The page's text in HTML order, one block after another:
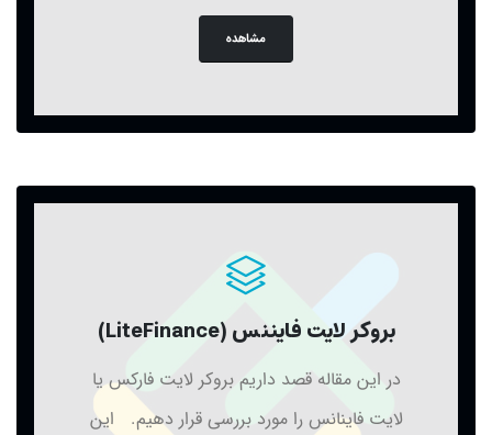
مشاهده
بروکر لایت فایننس (LiteFinance)
در این مقاله قصد داریم بروکر لایت فارکس یا
لایت فاینانس را مورد بررسی قرار دهیم. این